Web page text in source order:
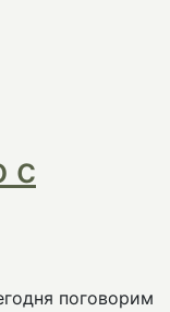
с
поговорим